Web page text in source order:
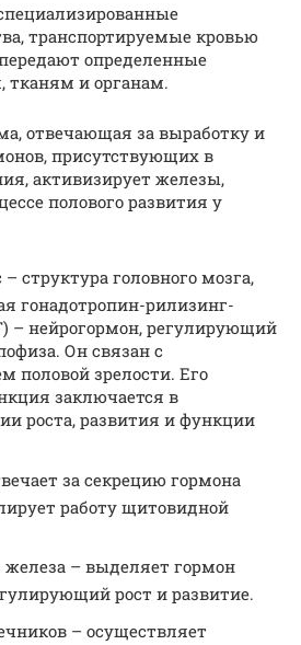
транспортируемые кровью
определенные
тканям и органам.
отвечающая за выработку и
присутствующих в
активизирует железы,
полового развития у
структура головного мозга,
гонадотропин-рилизинг-
– нейрогормон, регулирующий
Он связан с
половой зрелости. Его
заключается в
роста, развития и функции
за секрецию гормона
работу щитовидной
– выделяет гормон
рост и развитие.
– осуществляет